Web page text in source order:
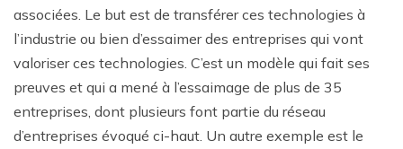
associées. Le but est de transférer ces technologies à
l’industrie ou bien d’essaimer des entreprises qui vont
valoriser ces technologies. C’est un modèle qui fait ses
preuves et qui a mené à l’essaimage de plus de 35
entreprises, dont plusieurs font partie du réseau
d’entreprises évoqué ci-haut. Un autre exemple est le